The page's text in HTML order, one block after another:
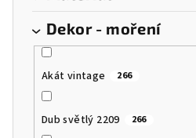
Dekor - moření
Akát vintage 266
Dub světlý 2209 266